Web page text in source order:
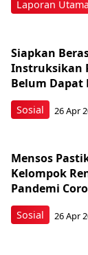
Laporan Utama
Sosial
Siapkan
Instruksikan
Belum Dapat
26 Apr
Sosial
Mensos
Kelompok
Pandemi
26 Apr